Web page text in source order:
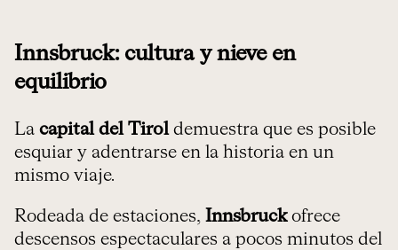
Innsbruck: cultura y nieve en
equilibrio
La capital del Tiroldemuestra que es posible
esquiar y adentrarse en la historia en un
mismo viaje.
Rodeada de estaciones, Innsbruckofrece
descensos espectaculares a pocos minutos del